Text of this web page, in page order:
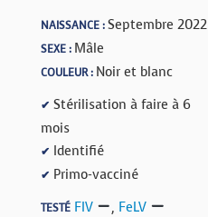
NAISSANCE :Septembre 2022
SEXE : Mâle
COULEUR : Noir et blanc
✔ Stérilisation à faire à 6
mois
✔ Identifié
✔ Primo-vacciné
TESTÉ FIV , FeLV